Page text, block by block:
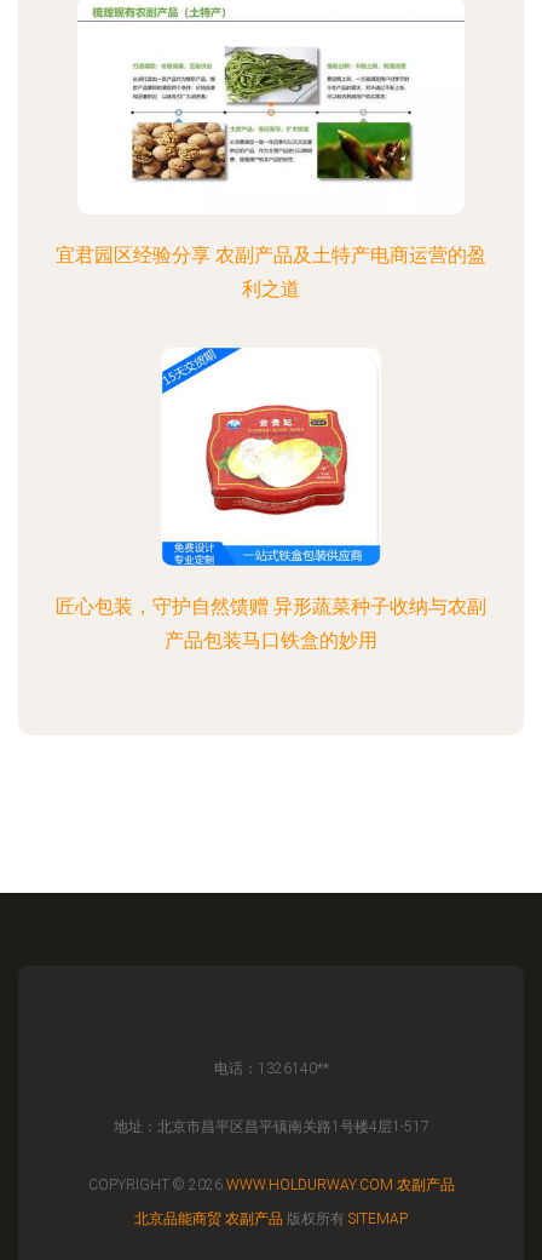
宜君园区经验分享 农副产品及土特产电商运营的盈
利之道
匠心包装，守护自然馈赠 异形蔬菜种子收纳与农副
产品包装马口铁盒的妙用
电话：1326140**
地址：北京市昌平区昌平镇南关路1号楼4层1-517
COPYRIGHT © 2026 WWW.HOLDURWAY.COM 农副产品
北京品能商贸 农副产品 版权所有 SITEMAP